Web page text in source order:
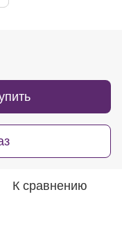
К сравнению